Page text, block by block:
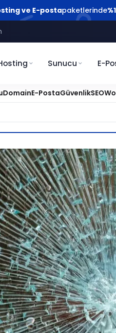
ve E-postapaketlerinde
Sunucu E-
DomainE-PostaGüvenlikSEO